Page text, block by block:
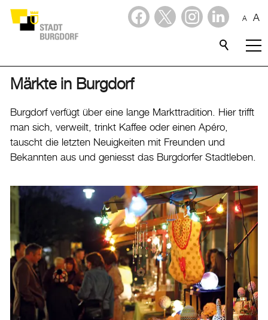
A A
Stadtporträt
Willkommen in Burgdorf
Lebensqualität
Freizeit
Tourismus
Shopping und Märkte
Märkte in Burgdorf
Detailhandel
Pro Burgdorf
Hauslieferdienst
Energie & Klima
Märkte in Burgdorf
Burgdorf verfügt über eine lange Markttradition. Hier trifft
man sich, verweilt, trinkt Kaffee oder einen Apéro,
tauscht die letzten Neuigkeiten mit Freunden und
Bekannten aus und geniesst das Burgdorfer Stadtleben.